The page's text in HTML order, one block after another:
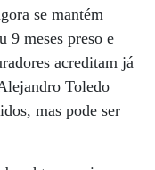
se mantém
9 meses preso e
acreditam já
Toledo
mas pode ser